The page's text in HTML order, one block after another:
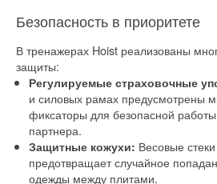
Безопасность в приоритете
В тренажерах Hoist реализованы
защиты:
Регулируемые страховочные
и силовых рамах предусмотрены
фиксаторы для безопасной
партнера.
Защитные кожухи: Весовые
предотвращает случайное
одежды между плитами.